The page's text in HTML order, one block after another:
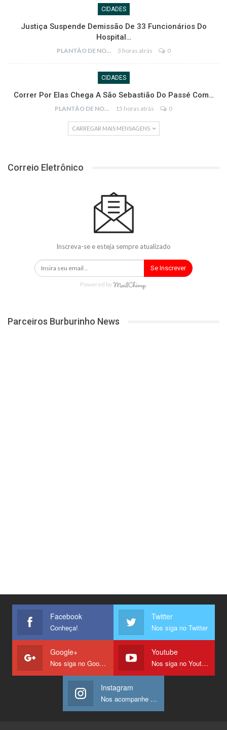
CIDADES
Justiça Suspende Demissão De 33 Funcionários Do
Hospital…
PLANTÃO DE NOTÍCIAS 3 horas atrás 0
CIDADES
Correr Por Elas Chega A São Sebastião Do Passé Com…
PLANTÃO DE NOTÍCIAS 15 horas atrás 0
CARREGAR MAIS MENSAGENS
Correio Eletrônico
Inscreva-se e esteja sempre atualizado
Se Inscrever
Powered by
Parceiros Burburinho News
Facebook
Conheça!
Twitter
Nos siga no Twitter
Google+
Nos siga no Google +
Youtube
Nos siga no Youtube
Instagram
Nos acompanhe no Instagram